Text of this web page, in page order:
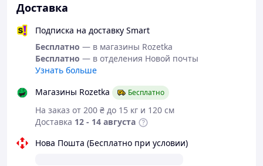
Доставка
Подписка на доставку Smart
Бесплатно — в магазины Rozetka
Бесплатно — в отделения Новой почты
Узнать больше
Магазины Rozetka
Бесплатно
На заказ от 200 ₴ до 15 кг и 120 см
Доставка 12 - 14 августа
Нова Пошта (Бесплатно при условии)